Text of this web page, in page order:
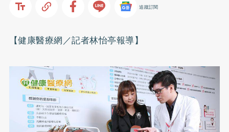
追蹤訂閱
【健康醫療網／記者林怡亭報導】